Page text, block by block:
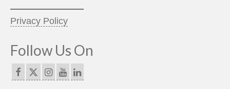
Privacy Policy
Follow Us On